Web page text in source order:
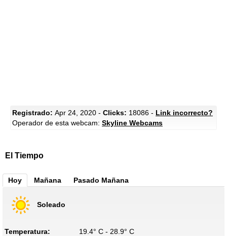
Registrado: Apr 24, 2020 - Clicks: 18086 - Link incorrecto?
Operador de esta webcam: Skyline Webcams
El Tiempo
Hoy Mañana Pasado Mañana
Soleado
Temperatura:
19.4° C - 28.9° C